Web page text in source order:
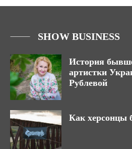
SHOW BUSINESS
История
артистки
Рублевой
Как херсонцы